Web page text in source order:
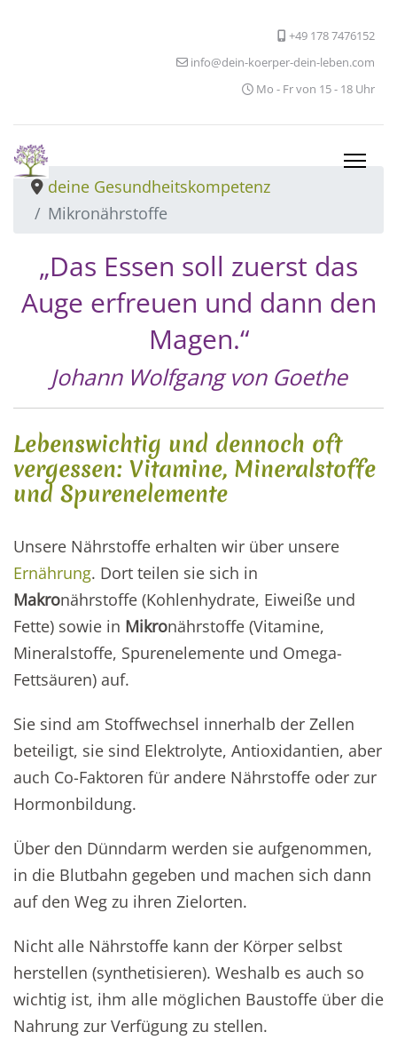
+49 178 7476152
info@dein-koerper-dein-leben.com
Mo - Fr von 15 - 18 Uhr
deine Gesundheitskompetenz
Mikronährstoffe
„Das Essen soll zuerst das
Auge erfreuen und dann den
Magen.“
Johann Wolfgang von Goethe
Lebenswichtig und dennoch oft
vergessen: Vitamine, Mineralstoffe
und Spurenelemente
Unsere Nährstoffe erhalten wir über unsere
Ernährung. Dort teilen sie sich in
Makronährstoffe (Kohlenhydrate, Eiweiße und
Fette) sowie in Mikronährstoffe (Vitamine,
Mineralstoffe, Spurenelemente und Omega-
Fettsäuren) auf.
Sie sind am Stoffwechsel innerhalb der Zellen
beteiligt, sie sind Elektrolyte, Antioxidantien, aber
auch Co-Faktoren für andere Nährstoffe oder zur
Hormonbildung.
Über den Dünndarm werden sie aufgenommen,
in die Blutbahn gegeben und machen sich dann
auf den Weg zu ihren Zielorten.
Nicht alle Nährstoffe kann der Körper selbst
herstellen (synthetisieren). Weshalb es auch so
wichtig ist, ihm alle möglichen Baustoffe über die
Nahrung zur Verfügung zu stellen.